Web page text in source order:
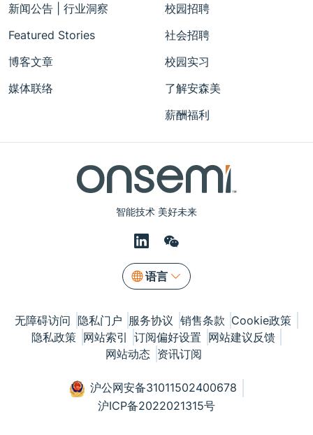
智能技术 美好未来
语言
新闻公告 | 行业洞察
Featured Stories
博客文章
媒体联络
校园招聘
社会招聘
校园实习
了解安森美
薪酬福利
无障碍访问 隐私门户 服务协议 销售条款 Cookie政策
隐私政策 网站索引 订阅偏好设置 网站建议反馈
网站动态 资讯订阅
沪公网安备31011502400678
沪ICP备2022021315号